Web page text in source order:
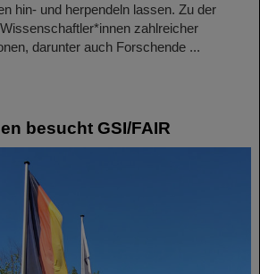
hin- und herpendeln lassen. Zu der
zahlreicher
darunter auch Forschende ...
besucht GSI/FAIR